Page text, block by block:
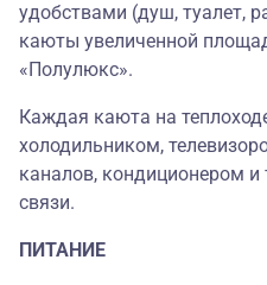
удобствами (душ, туалет,
каюты увеличенной
«Полулюкс».
Каждая каюта на
холодильником,
каналов, кондиционером и
связи.
ПИТАНИЕ